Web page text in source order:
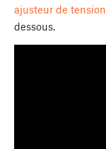
ajusteur de tension
dessous.